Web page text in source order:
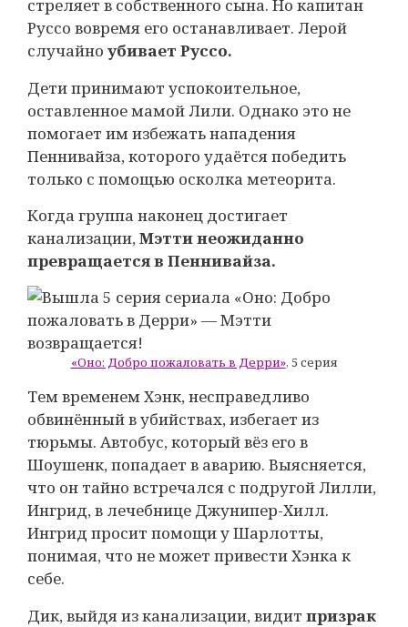
стреляет в собственного сына. Но капитан
Руссо вовремя его останавливает. Лерой
случайно убивает Руссо.
Дети принимают успокоительное,
оставленное мамой Лили. Однако это не
помогает им избежать нападения
Пеннивайза, которого удаётся победить
только с помощью осколка метеорита.
Когда группа наконец достигает
канализации, Мэтти неожиданно
превращается в Пеннивайза.
«Оно: Добро пожаловать в Дерри», 5 серия
Тем временем Хэнк, несправедливо
обвинённый в убийствах, избегает из
тюрьмы. Автобус, который вёз его в
Шоушенк, попадает в аварию. Выясняется,
что он тайно встречался с подругой Лилли,
Ингрид, в лечебнице Джунипер-Хилл.
Ингрид просит помощи у Шарлотты,
понимая, что не может привести Хэнка к
себе.
Дик, выйдя из канализации, видит призрак